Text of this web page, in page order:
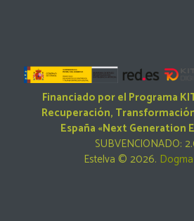
Financiado por el Programa
Recuperación,
España «Next Generation
SUBVENCIONADO:
Estelva © 2026.